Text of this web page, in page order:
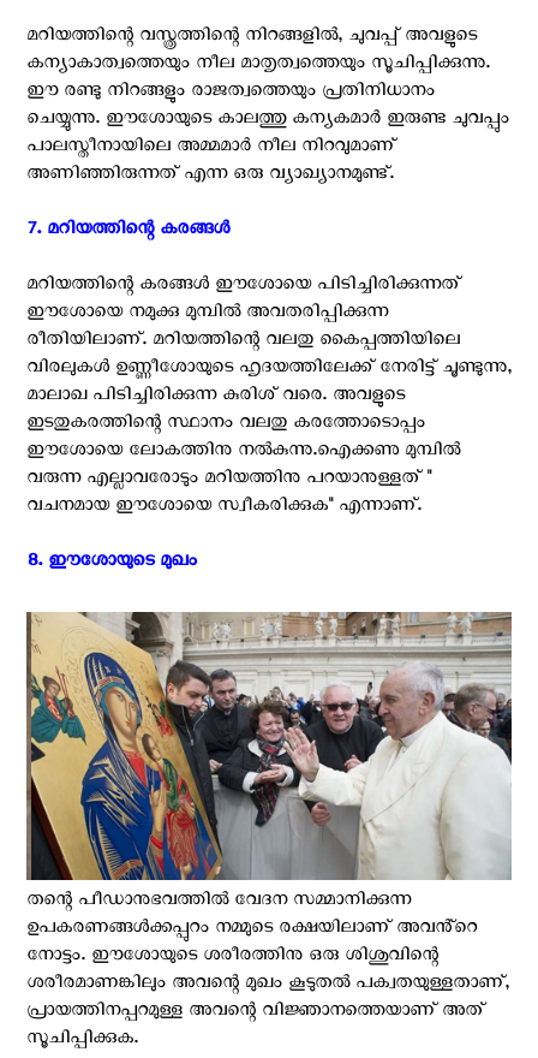
മറിയത്തിന്റെ വസ്ത്രത്തിന്റെ നിറങ്ങളിൽ, ചുവപ്പ് അവളുടെ
കന്യാകാത്വത്തെയും നീല മാതൃത്വത്തെയും സൂചിപ്പിക്കുന്നു.
ഈ രണ്ടു നിറങ്ങളും രാജത്വത്തെയും പ്രതിനിധാനം
ചെയ്യുന്നു. ഈശോയുടെ കാലത്തു കന്യകമാർ ഇരുണ്ട ചുവപ്പും
പാലസ്തീനായിലെ അമ്മമാർ നീല നിറവുമാണ്
അണിഞ്ഞിരുന്നത് എന്ന ഒരു വ്യാഖ്യാനമുണ്ട്.
7. മറിയത്തിന്റെ കരങ്ങൾ ‍
മറിയത്തിന്റെ കരങ്ങൾ ഈശോയെ പിടിച്ചിരിക്കുന്നത്
ഈശോയെ നമുക്കു മുമ്പിൽ അവതരിപ്പിക്കുന്ന
രീതിയിലാണ്. മറിയത്തിന്റെ വലതു കൈപ്പത്തിയിലെ
വിരലുകൾ ഉണ്ണീശോയുടെ ഹൃദയത്തിലേക്ക് നേരിട്ട് ചൂണ്ടുന്നു,
മാലാഖ പിടിച്ചിരിക്കുന്ന കുരിശ് വരെ. അവളുടെ
ഇടതുകരത്തിന്റെ സ്ഥാനം വലതു കരത്തോടൊപ്പം
ഈശോയെ ലോകത്തിനു നൽകുന്നു.ഐക്കണു മുമ്പിൽ
വരുന്ന എല്ലാവരോടും മറിയത്തിനു പറയാനുള്ളത് "
വചനമായ ഈശോയെ സ്വീകരിക്കുക" എന്നാണ്.
8. ഈശോയുടെ മുഖം ‍
തന്റെ പീഡാനുഭവത്തിൽ വേദന സമ്മാനിക്കുന്ന
ഉപകരണങ്ങൾക്കപ്പുറം നമ്മുടെ രക്ഷയിലാണ് അവൻ്റെ
നോട്ടം. ഈശോയുടെ ശരീരത്തിനു ഒരു ശിശുവിന്റെ
ശരീരമാണങ്കിലും അവന്റെ മുഖം കൂടുതൽ പക്വതയുള്ളതാണ്,
പ്രായത്തിനപ്പറമുള്ള അവന്റെ വിജ്ഞാനത്തെയാണ് അത്
സൂചിപ്പിക്കുക.